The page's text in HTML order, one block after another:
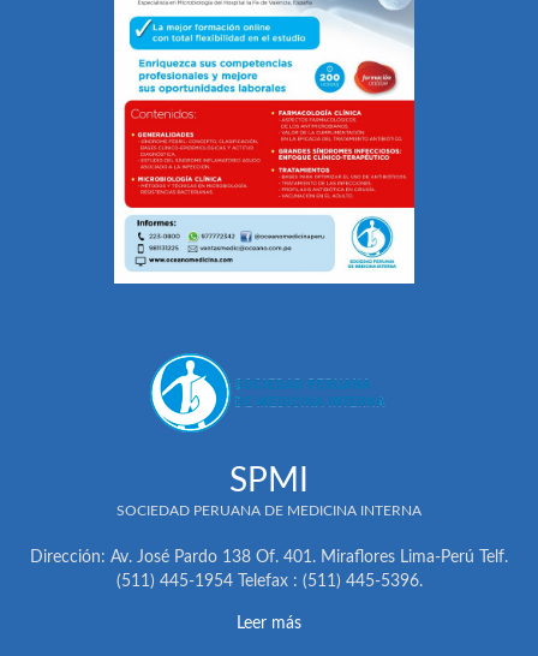
SPMI
SOCIEDAD PERUANA DE MEDICINA INTERNA
Dirección: Av. José Pardo 138 Of. 401. Miraflores Lima-Perú Telf.
(511) 445-1954 Telefax : (511) 445-5396.
Leer más